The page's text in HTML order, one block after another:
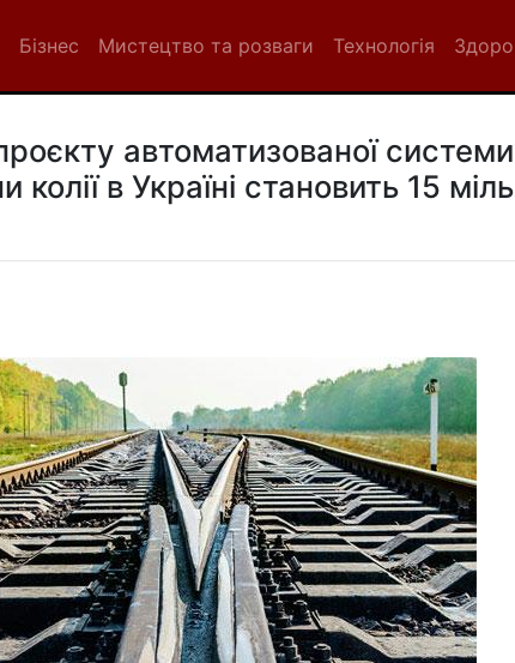
Бізнес Мистецтво та розваги Технологія
автоматизованої системи
в Україні становить 15